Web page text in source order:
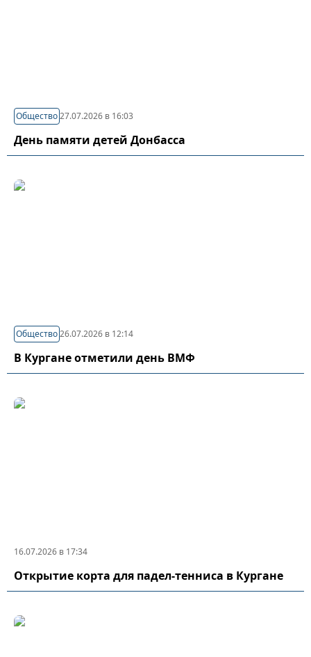
Общество27.07.2026 в 16:03
День памяти детей Донбасса
Общество26.07.2026 в 12:14
В Кургане отметили день ВМФ
16.07.2026 в 17:34
Открытие корта для падел-тенниса в Кургане